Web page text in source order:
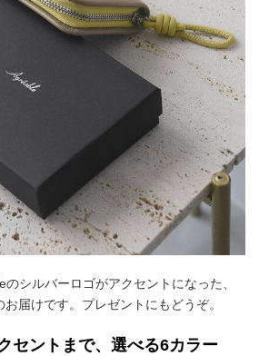
シルバーロゴがアクセントになった、
届けです。プレゼントにもどうぞ。
セントまで、選べる6カラー